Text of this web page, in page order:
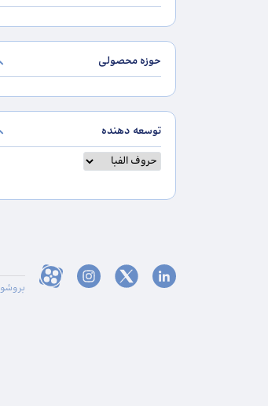
حوزه محصولی
توسعه دهنده